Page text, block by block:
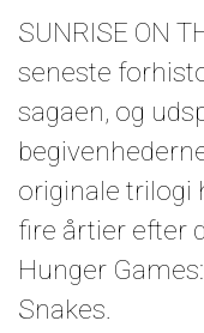
SUNRISE ON
seneste
sagaen, og
originale trilogi
fire årtier efter
Hunger
Snakes.